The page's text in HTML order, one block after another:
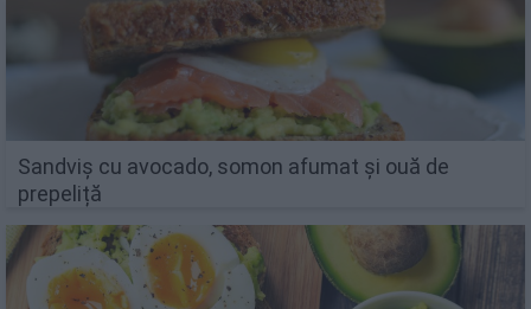
Sandviș cu avocado, somon afumat și ouă de
prepeliță